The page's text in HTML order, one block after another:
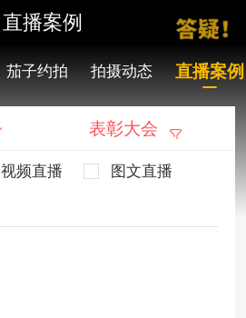
直播案例
茄子约拍 拍摄动态 直播案例
表彰大会
视频直播
图文直播